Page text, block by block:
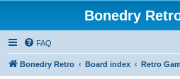
Bonedry
FAQ
Bonedry Retro Board index Retro